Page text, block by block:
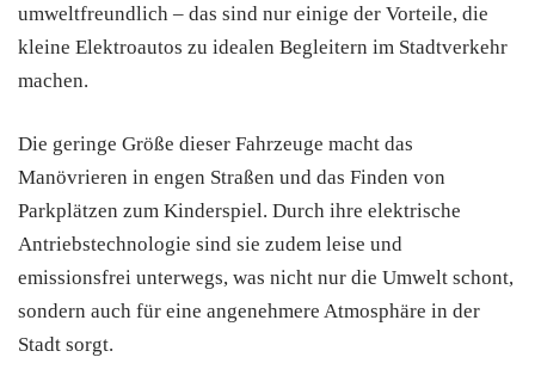
umweltfreundlich – das sind nur einige der Vorteile, die
kleine Elektroautos zu idealen Begleitern im Stadtverkehr
machen.
Die geringe Größe dieser Fahrzeuge macht das
Manövrieren in engen Straßen und das Finden von
Parkplätzen zum Kinderspiel. Durch ihre elektrische
Antriebstechnologie sind sie zudem leise und
emissionsfrei unterwegs, was nicht nur die Umwelt schont,
sondern auch für eine angenehmere Atmosphäre in der
Stadt sorgt.